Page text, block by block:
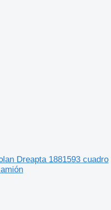
Dreapta 1881593 cuadro